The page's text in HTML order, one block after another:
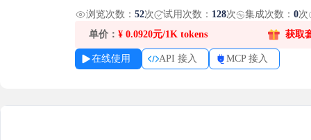
浏览次数： 52次 试用次数： 128次 集成次数： 0次
单价： ¥ 0.0920元/1K tokens 获取
在线使用 API 接入 MCP 接入